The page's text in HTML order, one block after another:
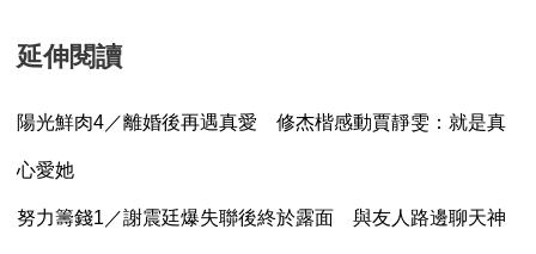
延伸閱讀
陽光鮮肉4／離婚後再遇真愛 修杰楷感動賈靜雯：就是真
心愛她
努力籌錢1／謝震廷爆失聯後終於露面 與友人路邊聊天神